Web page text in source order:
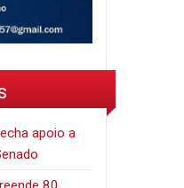
apoio a